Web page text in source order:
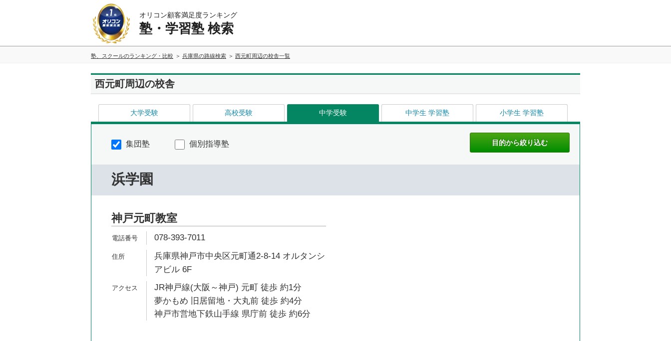
オリコン顧客満足度ランキング
塾・学習塾 検索
塾、スクールのランキング・比較 兵庫県の路線検索 西元町周辺の校舎一覧
西元町周辺の校舎
大学受験 高校受験 中学受験 中学生 学習塾 小学生 学習塾
集団塾 個別指導塾
浜学園
神戸元町教室
078-393-7011
兵庫県神戸市中央区元町通2-8-14 オルタンシ
アビル 6F
JR神戸線(大阪～神戸) 元町 徒歩 約1分
夢かもめ 旧居留地・大丸前 徒歩 約4分
神戸市営地下鉄山手線 県庁前 徒歩 約6分